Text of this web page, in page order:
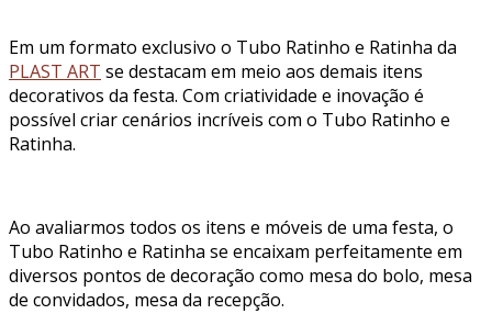
Em um formato exclusivo o Tubo Ratinho e Ratinha da
PLAST ART se destacam em meio aos demais itens
decorativos da festa. Com criatividade e inovação é
possível criar cenários incríveis com o Tubo Ratinho e
Ratinha.
Ao avaliarmos todos os itens e móveis de uma festa, o
Tubo Ratinho e Ratinha se encaixam perfeitamente em
diversos pontos de decoração como mesa do bolo, mesa
de convidados, mesa da recepção.